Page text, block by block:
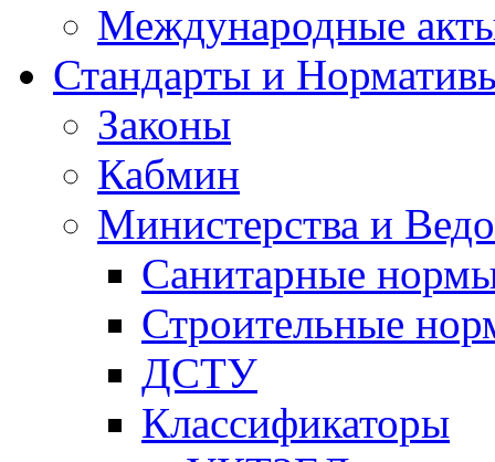
Международные
Стандарты и
Законы
Кабмин
Министерства и
Санитарные
Строительные
ДСТУ
Классификаторы